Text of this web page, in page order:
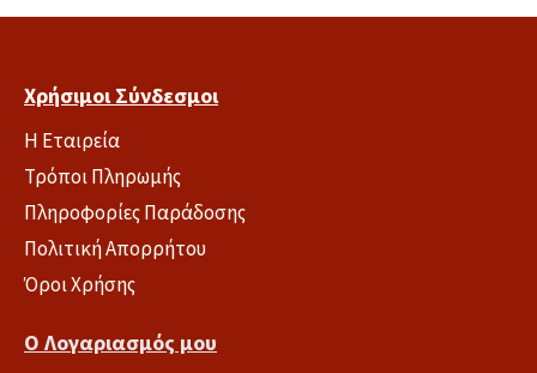
Χρήσιμοι Σύνδεσμοι
Η Εταιρεία
Τρόποι Πληρωμής
Πληροφορίες Παράδοσης
Πολιτική Απορρήτου
Όροι Χρήσης
Ο Λογαριασμός μου